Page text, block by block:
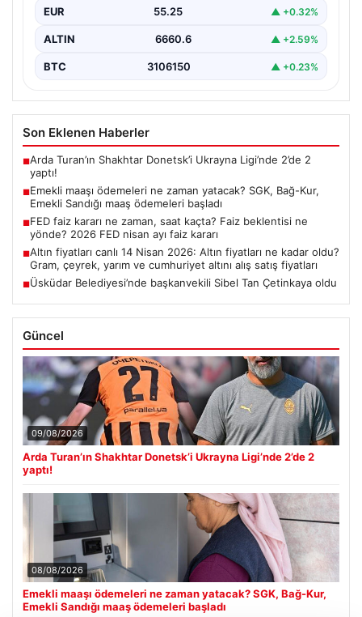
EUR 55.25 ▲ +0.32%
ALTIN 6660.6 ▲ +2.59%
BTC 3106150 ▲ +0.23%
Son Eklenen Haberler
■Arda Turan’ın Shakhtar Donetsk’i Ukrayna Ligi’nde 2’de 2
yaptı!
■Emekli maaşı ödemeleri ne zaman yatacak? SGK, Bağ-Kur,
Emekli Sandığı maaş ödemeleri başladı
■FED faiz kararı ne zaman, saat kaçta? Faiz beklentisi ne
yönde? 2026 FED nisan ayı faiz kararı
■Altın fiyatları canlı 14 Nisan 2026: Altın fiyatları ne kadar oldu?
Gram, çeyrek, yarım ve cumhuriyet altını alış satış fiyatları
■Üsküdar Belediyesi’nde başkanvekili Sibel Tan Çetinkaya oldu
Güncel
09/08/2026
Arda Turan’ın Shakhtar Donetsk’i Ukrayna Ligi’nde 2’de 2
yaptı!
08/08/2026
Emekli maaşı ödemeleri ne zaman yatacak? SGK, Bağ-Kur,
Emekli Sandığı maaş ödemeleri başladı